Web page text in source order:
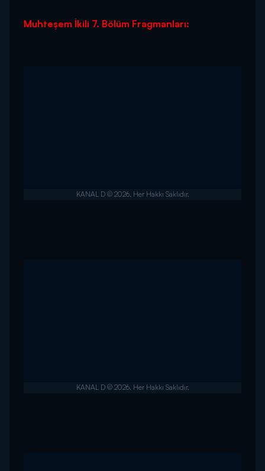
Muhteşem İkili 7. Bölüm Fragmanları: